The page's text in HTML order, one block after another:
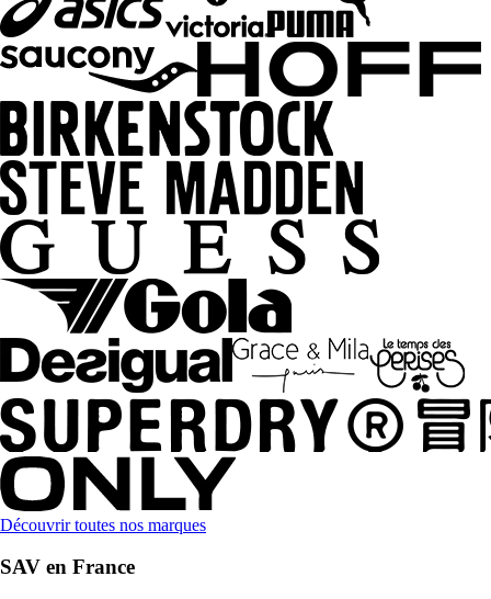
Découvrir toutes nos marques
SAV en France